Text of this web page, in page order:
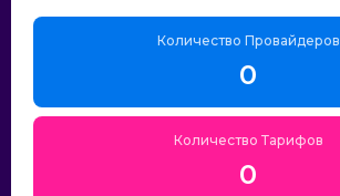
Количество Провайдеров
0
Количество Тарифов
0